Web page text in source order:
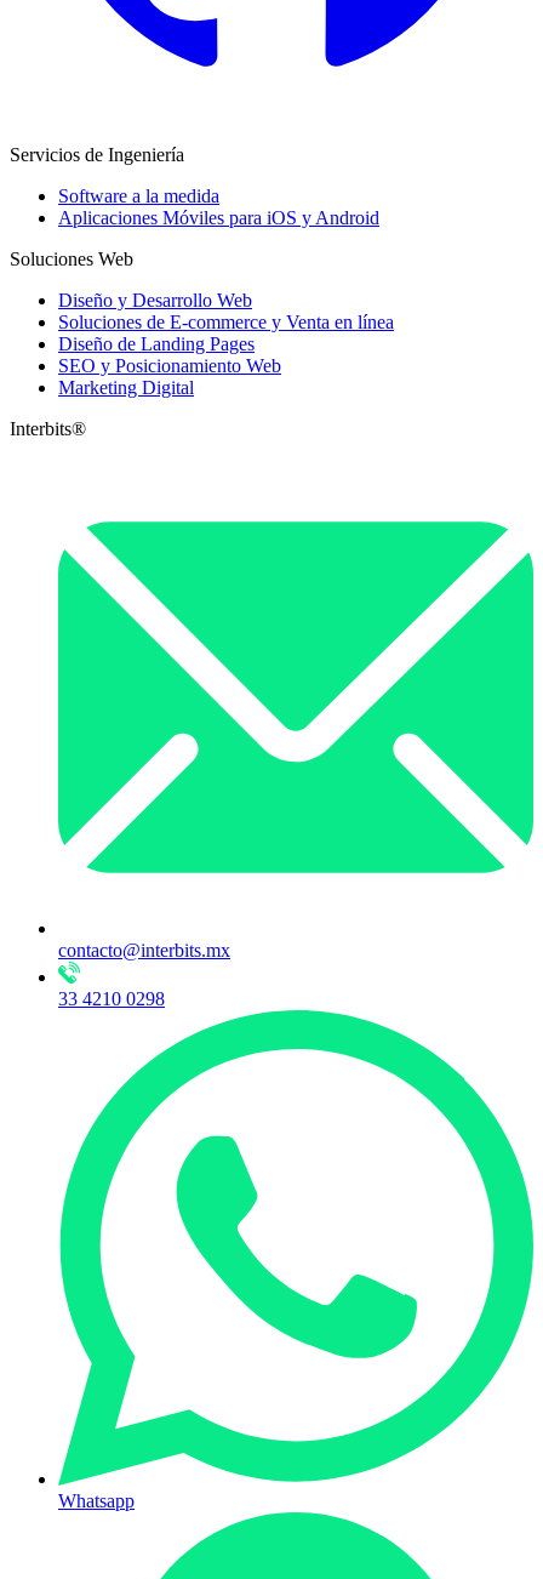
Servicios de Ingeniería
Software a la medida
Aplicaciones Móviles para iOS y Android
Soluciones Web
Diseño y Desarrollo Web
Soluciones de E-commerce y Venta en línea
Diseño de Landing Pages
SEO y Posicionamiento Web
Marketing Digital
Interbits®
contacto@interbits.mx
33 4210 0298
Whatsapp